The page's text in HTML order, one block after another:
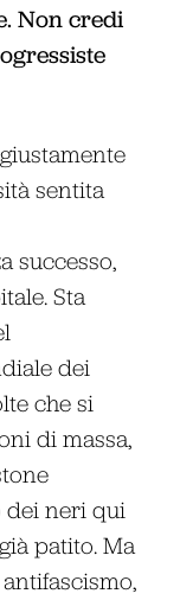
Non credi
sentita
successo,
Sta
dei
che si
di massa,
dei neri qui
patito. Ma